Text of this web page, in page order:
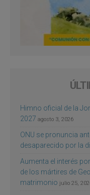
Himno oficial de la
2027 agosto 3, 2026
ONU se pronuncia
desaparecido por la
Aumenta el interés
de los mártires de
matrimonio julio 25,